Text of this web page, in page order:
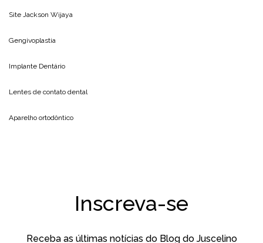
Site Jackson Wijaya
Gengivoplastia
Implante Dentário
Lentes de contato dental
Aparelho ortodôntico
Inscreva-se
Receba as últimas notícias do Blog do Juscelino